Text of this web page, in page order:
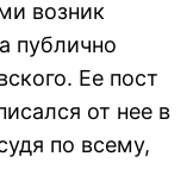
возник
публично
Ее пост
от нее в
по всему,